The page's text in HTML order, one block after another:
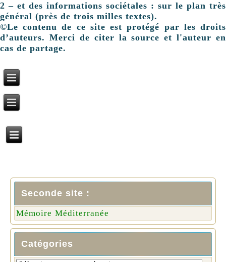
2 – et des informations sociétales : sur le plan très
général (près de trois milles textes).
©Le contenu de ce site est protégé par les droits
d’auteurs. Merci de citer la source et l'auteur en
cas de partage.
Seconde site :
Mémoire Méditerranée
Catégories